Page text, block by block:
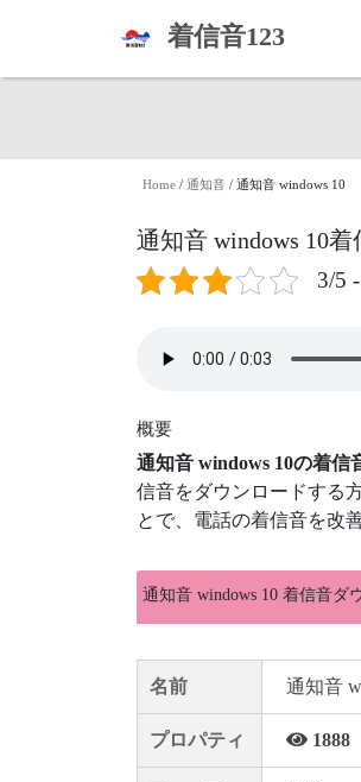
着信音123
Home / 通知音 / 通知音 windows 10
通知音 windows 10
3/5
概要
通知音 windows 10の着信
信音をダウンロードする
とで、電話の着信音を改
通知音 windows 10 着信音ダ
名前 通知音
プロパティ 1888